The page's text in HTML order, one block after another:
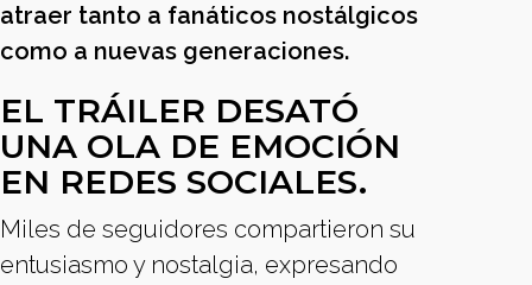
atraer tanto a fanáticos nostálgicos
como a nuevas generaciones.
EL TRÁILER DESATÓ
UNA OLA DE EMOCIÓN
EN REDES SOCIALES.
Miles de seguidores compartieron su
entusiasmo y nostalgia, expresando